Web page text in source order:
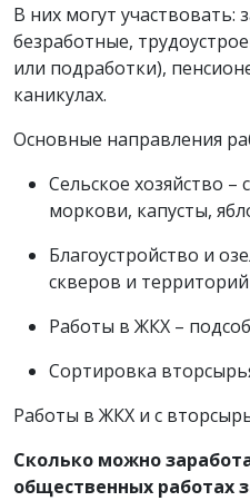
В них могут участвовать:
безработные,
или подработки),
каникулах.
Основные направления
Сельское хозяйство –
моркови, капусты,
Благоустройство и
скверов и
Работы в ЖКХ –
Сортировка
Работы в ЖКХ и с
Сколько можно
общественных работах